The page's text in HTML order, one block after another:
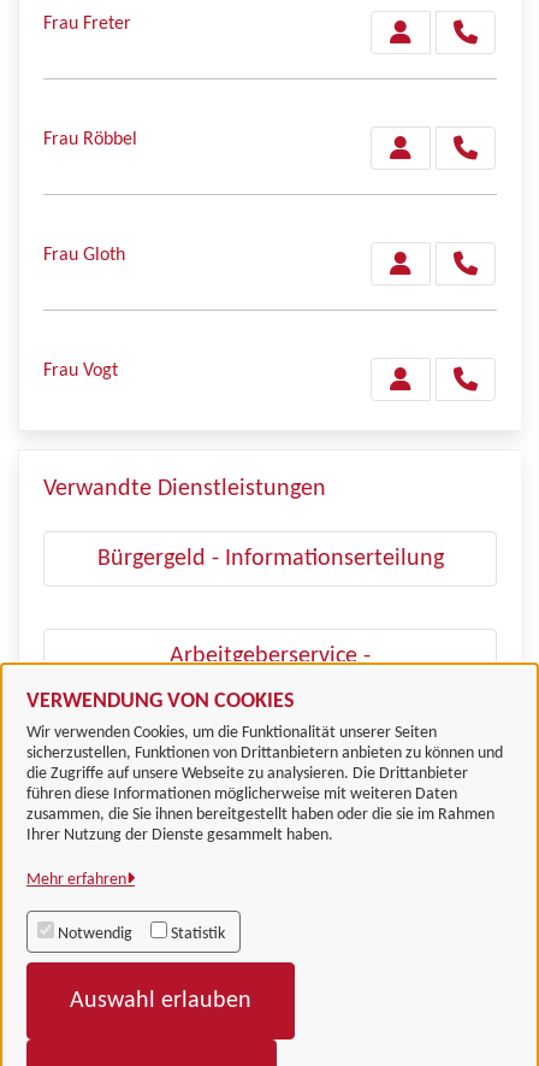
VERWENDUNG VON COOKIES
Wir verwenden Cookies, um die Funktionalität unserer Seiten
sicherzustellen, Funktionen von Drittanbietern anbieten zu können und
die Zugriffe auf unsere Webseite zu analysieren. Die Drittanbieter
führen diese Informationen möglicherweise mit weiteren Daten
zusammen, die Sie ihnen bereitgestellt haben oder die sie im Rahmen
Ihrer Nutzung der Dienste gesammelt haben.
Mehr erfahren
Notwendig Statistik
Auswahl erlauben
Frau Freter
Frau Röbbel
Frau Gloth
Frau Vogt
Verwandte Dienstleistungen
Bürgergeld - Informationserteilung
Arbeitgeberservice -
Arbeitsvermittlung
Landkreis Göttingen
Alle Rechte vorbehalten